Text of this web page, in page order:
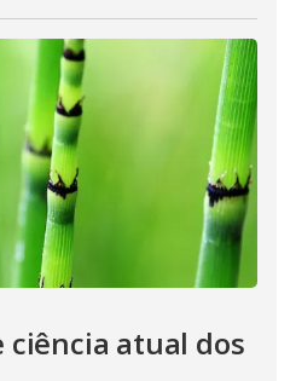
ciência atual dos